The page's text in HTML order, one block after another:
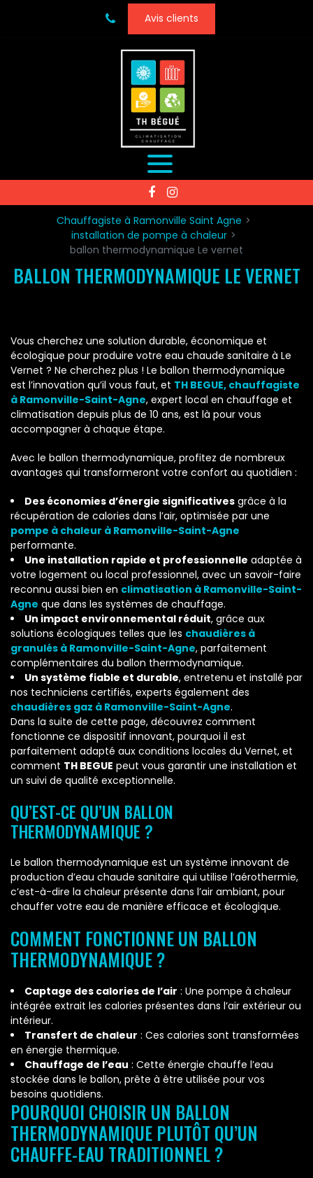
Avis clients
Chauffagiste à Ramonville Saint Agne
installation de pompe à chaleur
ballon thermodynamique Le vernet
BALLON THERMODYNAMIQUE LE VERNET
Vous cherchez une solution durable, économique et
écologique pour produire votre eau chaude sanitaire à Le
Vernet ? Ne cherchez plus ! Le ballon thermodynamique
est l’innovation qu’il vous faut, et TH BEGUE, chauffagiste
à Ramonville-Saint-Agne, expert local en chauffage et
climatisation depuis plus de 10 ans, est là pour vous
accompagner à chaque étape.
Avec le ballon thermodynamique, profitez de nombreux
avantages qui transformeront votre confort au quotidien :
Des économies d’énergie significatives grâce à la
récupération de calories dans l’air, optimisée par une
pompe à chaleur à Ramonville-Saint-Agne
performante.
Une installation rapide et professionnelle adaptée à
votre logement ou local professionnel, avec un savoir-faire
reconnu aussi bien en climatisation à Ramonville-Saint-
Agne que dans les systèmes de chauffage.
Un impact environnemental réduit, grâce aux
solutions écologiques telles que les chaudières à
granulés à Ramonville-Saint-Agne, parfaitement
complémentaires du ballon thermodynamique.
Un système fiable et durable, entretenu et installé par
nos techniciens certifiés, experts également des
chaudières gaz à Ramonville-Saint-Agne.
Dans la suite de cette page, découvrez comment
fonctionne ce dispositif innovant, pourquoi il est
parfaitement adapté aux conditions locales du Vernet, et
comment TH BEGUE peut vous garantir une installation et
un suivi de qualité exceptionnelle.
QU’EST-CE QU’UN BALLON
THERMODYNAMIQUE ?
Le ballon thermodynamique est un système innovant de
production d’eau chaude sanitaire qui utilise l’aérothermie,
c’est-à-dire la chaleur présente dans l’air ambiant, pour
chauffer votre eau de manière efficace et écologique.
COMMENT FONCTIONNE UN BALLON
THERMODYNAMIQUE ?
Captage des calories de l’air : Une pompe à chaleur
intégrée extrait les calories présentes dans l’air extérieur ou
intérieur.
Transfert de chaleur : Ces calories sont transformées
en énergie thermique.
Chauffage de l’eau : Cette énergie chauffe l’eau
stockée dans le ballon, prête à être utilisée pour vos
besoins quotidiens.
POURQUOI CHOISIR UN BALLON
THERMODYNAMIQUE PLUTÔT QU’UN
CHAUFFE-EAU TRADITIONNEL ?
Panneau de gestion des cookies